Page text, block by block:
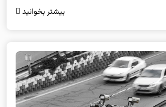
بیشتر بخوانید